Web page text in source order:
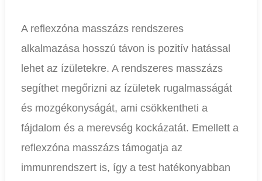
A reflexzóna masszázs rendszeres
alkalmazása hosszú távon is pozitív hatással
lehet az ízületekre. A rendszeres masszázs
segíthet megőrizni az ízületek rugalmasságát
és mozgékonyságát, ami csökkentheti a
fájdalom és a merevség kockázatát. Emellett a
reflexzóna masszázs támogatja az
immunrendszert is, így a test hatékonyabban